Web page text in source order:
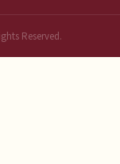
Reserved.